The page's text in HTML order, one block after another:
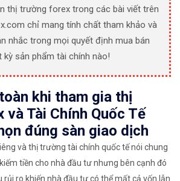
thị trường forex trong các bài viết trên
chỉ mang tính chất tham khảo và
nhắc trong mọi quyết định mua bán
sản phẩm tài chính nào!
khi tham gia thị
và Tài Chính Quốc Tế
đúng sàn giao dịch
và thị trường tài chính quốc tế nói chung
tiền cho nhà đầu tư nhưng bên cạnh đó
rủi ro khiến nhà đầu tư có thể mất cả vốn lẫn